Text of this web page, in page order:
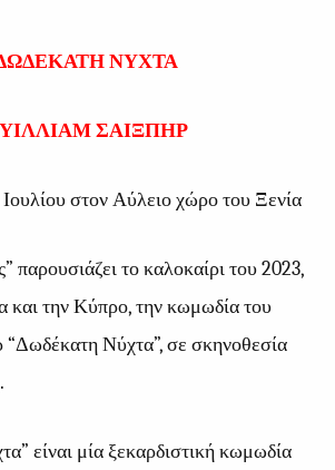
ΝΥΧΤΑ
ΣΑΙΞΠΗΡ
στον Αύλειο χώρο του Ξενία
παρουσιάζει το καλοκαίρι του 2023,
και την Κύπρο, την κωμωδία του
“Δωδέκατη Νύχτα”, σε σκηνοθεσία
είναι μία ξεκαρδιστική κωμωδία